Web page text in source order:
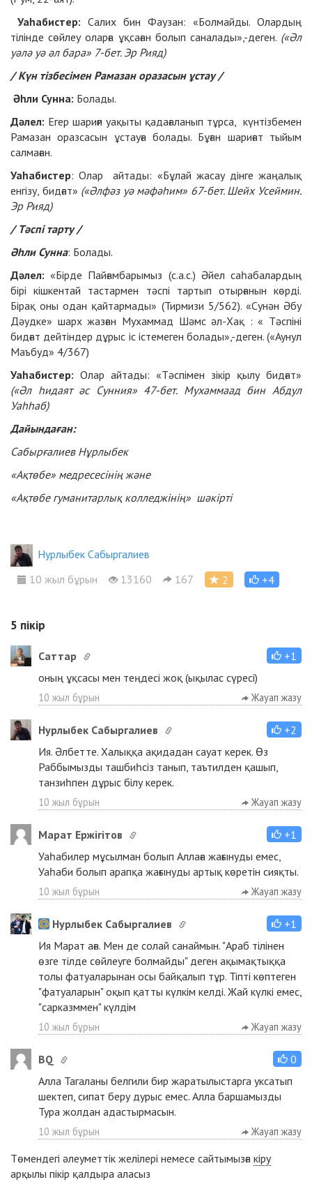
Уаһабистер: Салих бин Фаузан: «Болмайды. Олардың
тілінде сөйлеу оларға ұқсаған болып саналады»,-деген. («Әл
уәлә уә әл бара» 7-бет. Эр Рияд)
/ Күн тізбесімен Рамазан оразасын ұстау /
Әһли Сунна: Болады.
Дәлел: Егер шариғи уақыты қадағаланып тұрса, күнтізбемен
Рамазан оразсасын ұстауға болады. Бұған шариғат тыйым
салмаған.
Уаһабистер: Олар айтады: «Бұлай жасау дінге жаңалық
енгізу, бидғат» («Әлфәз уә мәфәһим» 67-бет. Шейх Усеймин.
Эр Рияд)
/ Тәспі тарту /
Әһли Сунна: Болады.
Дәлел: «Бірде Пайғамбарымыз (с.а.с.) Әйел саһабалардың
бірі кішкентай тастармен тәспі тартып отырғанын көрді.
Бірақ оны одан қайтармады» (Тирмизи 5/562). «Сунән Әбу
Дәудке» шарх жазған Мухаммад Шәмс әл-Хақ : « Тәспіні
бидғат дейтіндер дұрыс іс істемеген болады»,-деген. («Аунул
Маъбуд» 4/367)
Уаһабистер: Олар айтады: «Тәспімен зікір қылу бидғат»
(«Әл һидаят әс Сунния» 47-бет. Мухаммаад бин Абдул
Уаһһаб)
Дайындаған:
Сабырғалиев Нұрлыбек
«Ақтөбе» медресесінің және
«Ақтөбе гуманитарлық колледжінің» шәкірті
Нурлыбек Сабыргалиев
10 жыл бұрын
13160 167 2 +4
5 пікір
Cаттар
+1
оның ұқсасы мен теңдесі жоқ (ықылас сүресі)
10 жыл бұрын Жауап жазу
Нурлыбек Сабыргалиев
+2
Ия. Әлбетте. Халыққа ақидадан сауат керек. Өз
Раббымызды ташбиһсіз танып, таътилден қашып,
танзиһпен дұрыс білу керек.
10 жыл бұрын Жауап жазу
Марат Ержігітов
+1
Уаһабилер мұсылман болып Аллаға жағынуды емес,
Уаһаби болып арапқа жағынуды артық көретін сияқты.
10 жыл бұрын Жауап жазу
Нурлыбек Сабыргалиев
+1
Ия Марат аға. Мен де солай санаймын. "Араб тілінен
өзге тілде сөйлеуге болмайды" деген ақымақтыққа
толы фатуаларынан осы байқалып тұр. Тіпті көптеген
"фатуаларын" оқып қатты күлкім келді. Жай күлкі емес,
"сарказммен" күлдім
10 жыл бұрын Жауап жазу
BQ
0
Алла Тагаланы белгили бир жаратылыстарга уксатып
шектеп, сипат беру дурыс емес. Алла баршамызды
Тура жолдан адастырмасын.
10 жыл бұрын Жауап жазу
Төмендегі әлеуметтік желілері немесе сайтымызға кіру
арқылы пікір қалдыра аласыз